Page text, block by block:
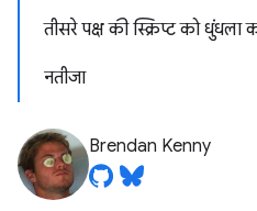
तीसरे पक्ष की स्क्रिप्ट को धुंधला
नतीजा
Brendan Kenny